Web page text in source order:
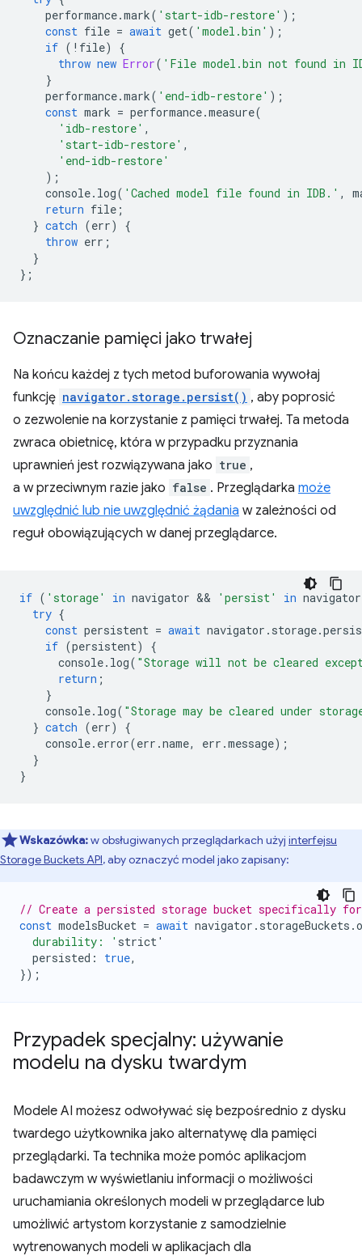
performance.mark( 'start-idb-restore' );
const file = await get( 'model.bin' );
if ( ! file)
{
throw new Error( 'File model.bin not found in
}
performance.mark( 'end-idb-restore' );
const mark = performance.measure(
'idb-restore' ,
'start-idb-restore' ,
'end-idb-restore'
);
console. log( 'Cached model file found in IDB.' ,
return file ;
} catch (err)
{
throw err ;
}
};
Oznaczanie pamięci jako trwałej
Na końcu każdej z tych metod buforowania wywołaj
funkcję navigator.storage.persist() , aby poprosić
o zezwolenie na korzystanie z pamięci trwałej. Ta metoda
zwraca obietnicę, która w przypadku przyznania
uprawnień jest rozwiązywana jako true ,
a w przeciwnym razie jako false . Przeglądarka może
uwzględnić lub nie uwzględnić żądania w zależności od
reguł obowiązujących w danej przeglądarce.
if ( 'storage' in navigator && 'persist' in navigator
try {
const persistent = await navigator . storage.
if (persistent)
{
console. log( "Storage will not be cleared
return ;
}
console. log( "Storage may be cleared under
} catch (err)
{
console. error(err .name, err .message);
}
}
Wskazówka:w obsługiwanych przeglądarkach użyj interfejsu
Storage Buckets API, aby oznaczyć model jako zapisany:
// Create a persisted storage bucket specifically for
const modelsBucket = await navigator . storageBuckets .
  durability: '
strict'
persisted : true,
});
Przypadek specjalny: używanie
modelu na dysku twardym
Modele AI możesz odwoływać się bezpośrednio z dysku
twardego użytkownika jako alternatywę dla pamięci
przeglądarki. Ta technika może pomóc aplikacjom
badawczym w wyświetlaniu informacji o możliwości
uruchamiania określonych modeli w przeglądarce lub
umożliwić artystom korzystanie z samodzielnie
wytrenowanych modeli w aplikacjach dla